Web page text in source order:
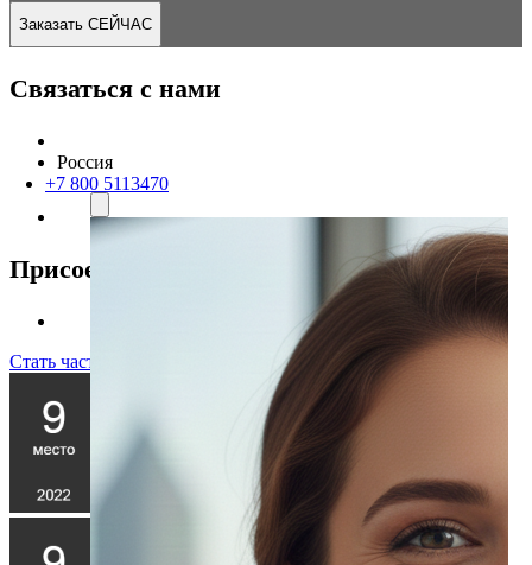
Заказать СЕЙЧАС
Связаться с нами
Россия
+7 800 5113470
Присоединяйтесь к нам
Стать частью команды!